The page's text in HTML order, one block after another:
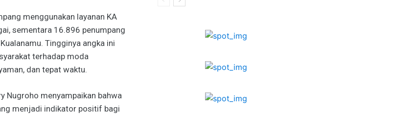
menggunakan layanan KA
sementara 16.896 penumpang
Tingginya angka ini
terhadap moda
dan tepat waktu.
Nugroho menyampaikan bahwa
menjadi indikator positif bagi